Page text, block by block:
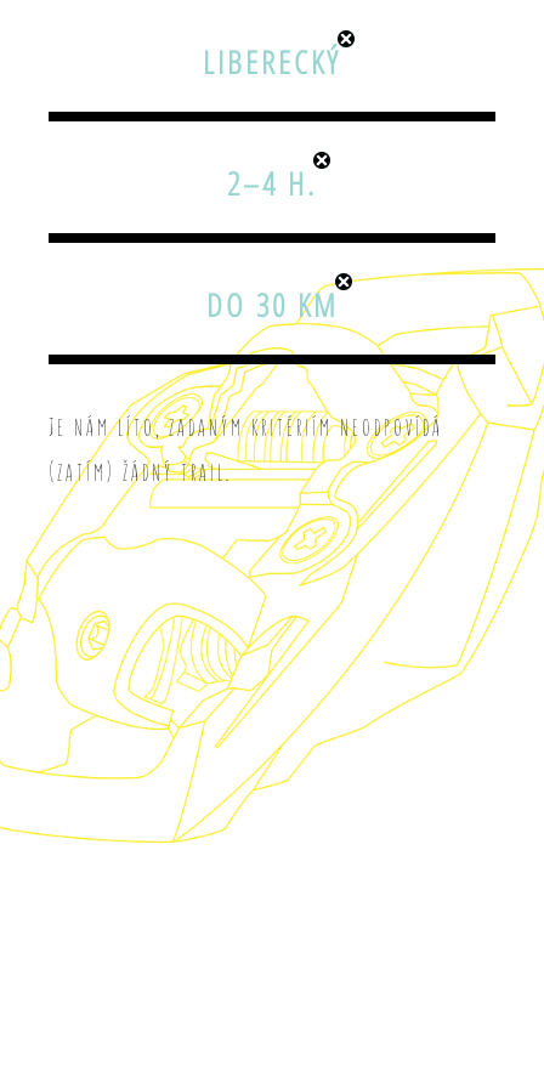
LIBERECKÝ
2–4 H.
DO 30 KM
Je nám líto, zadaným kritériím neodpovídá
(zatím) žádný trail.